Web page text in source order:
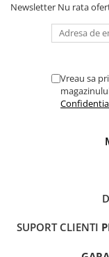
Acumulatori 48V
Cauciucuri Fat Bike
Controllere
Newsletter Nu rata
Vreau sa
SUPORT CLIENTI